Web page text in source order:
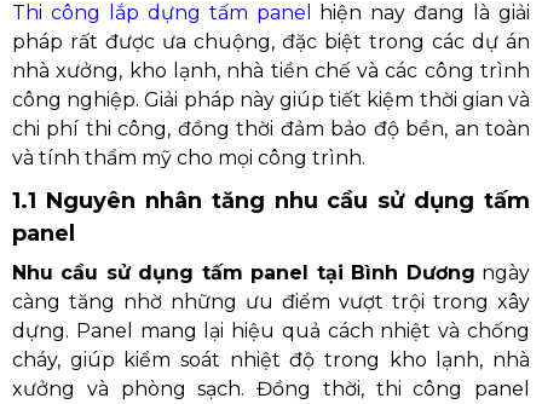
Thi công lắp dựng tấm panel
hiện nay đang là giải
pháp rất được ưa chuộng, đặc biệt trong các dự án
nhà xưởng, kho lạnh, nhà tiền chế và các công trình
công nghiệp. Giải pháp này giúp tiết kiệm thời gian và
chi phí thi công, đồng thời đảm bảo độ bền, an toàn
và tính thẩm mỹ cho mọi công trình.
1.1 Nguyên nhân tăng nhu cầu sử dụng tấm
panel
Nhu cầu sử dụng tấm panel tại Bình Dương ngày
càng tăng nhờ những ưu điểm vượt trội trong xây
dựng. Panel mang lại hiệu quả cách nhiệt và chống
cháy, giúp kiểm soát nhiệt độ trong kho lạnh, nhà
xưởng và phòng sạch. Đồng thời, thi công panel